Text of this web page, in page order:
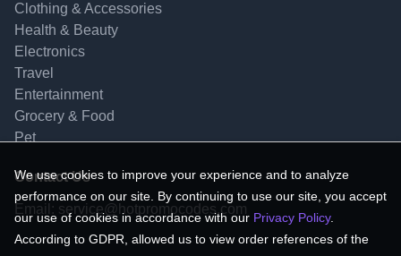
Clothing & Accessories
Health & Beauty
Electronics
Travel
Entertainment
Grocery & Food
Pet
Contact Us
Email: service@hotpromocodes.com
We use cookies to improve your experience and to analyze
performance on our site. By continuing to use our site, you accept
our use of cookies in accordance with our Privacy Policy.
According to GDPR, allowed us to view order references of the